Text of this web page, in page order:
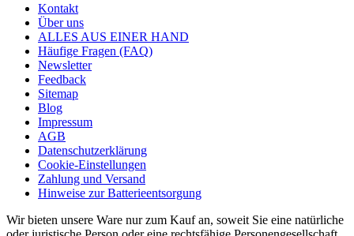
Kontakt
Über uns
ALLES AUS EINER HAND
Häufige Fragen (FAQ)
Newsletter
Feedback
Sitemap
Blog
Impressum
AGB
Datenschutzerklärung
Cookie-Einstellungen
Zahlung und Versand
Hinweise zur Batterieentsorgung
Wir bieten unsere Ware nur zum Kauf an, soweit Sie eine natürliche